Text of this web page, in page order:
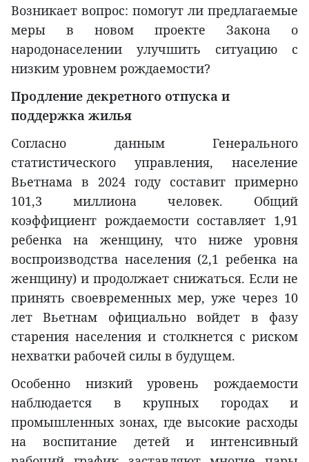
Возникает вопрос: помогут ли предлагаемые
меры в новом проекте Закона о
народонаселении улучшить ситуацию с
низким уровнем рождаемости?
Продление декретного отпуска и
поддержка жилья
Согласно данным Генерального
статистического управления, население
Вьетнама в 2024 году составит примерно
101,3 миллиона человек. Общий
коэффициент рождаемости составляет 1,91
ребенка на женщину, что ниже уровня
воспроизводства населения (2,1 ребенка на
женщину) и продолжает снижаться. Если не
принять своевременных мер, уже через 10
лет Вьетнам официально войдет в фазу
старения населения и столкнется с риском
нехватки рабочей силы в будущем.
Особенно низкий уровень рождаемости
наблюдается в крупных городах и
промышленных зонах, где высокие расходы
на воспитание детей и интенсивный